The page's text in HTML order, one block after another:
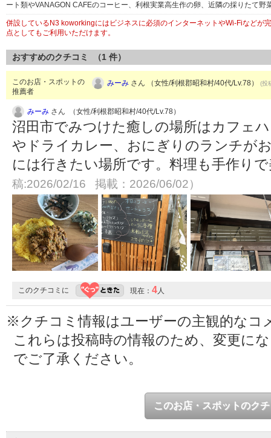
ート類やVANAGON CAFEのコーヒー、利根実業高生作の卵、近隣の採りたて野
併設しているN3 koworkingにはビジネスに必須のインターネットやWi-Fiなどが
点としてもご利用いただけます。
おすすめのクチコミ （1 件）
このお店・スポットの
推薦者
みーみ さん （女性/利根郡昭和村/40代/Lv.78） (投
みーみ さん （女性/利根郡昭和村/40代/Lv.78）
沼田市でみつけた癒しの場所はカフェ
やドライカレー、おにぎりのランチが
には行きたい場所です。料理も手作り
稿:2026/02/16 掲載：2026/06/02）
このクチコミに 現在： 4人
※クチコミ情報はユーザーの主観的なコ
これらは投稿時の情報のため、変更に
でご了承ください。
このお店・スポットのク